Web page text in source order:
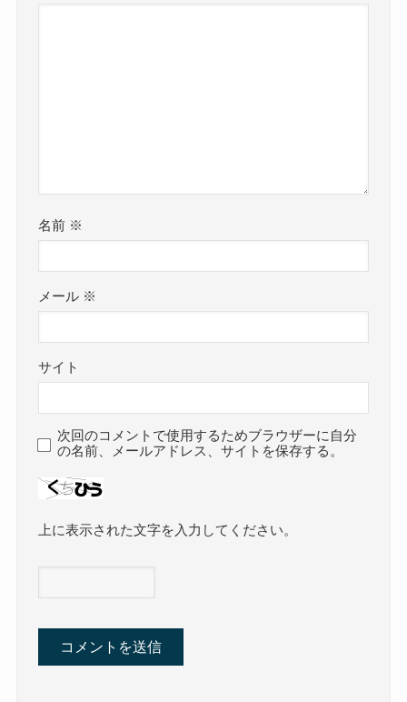
名前 ※
メール ※
サイト
次回のコメントで使用するためブラウザーに自分
の名前、メールアドレス、サイトを保存する。
上に表示された文字を入力してください。